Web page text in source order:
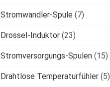
Stromwandler-Spule (7)
Drossel-Induktor (23)
Stromversorgungs-Spulen (15)
Drahtlose Temperaturfühler (5)